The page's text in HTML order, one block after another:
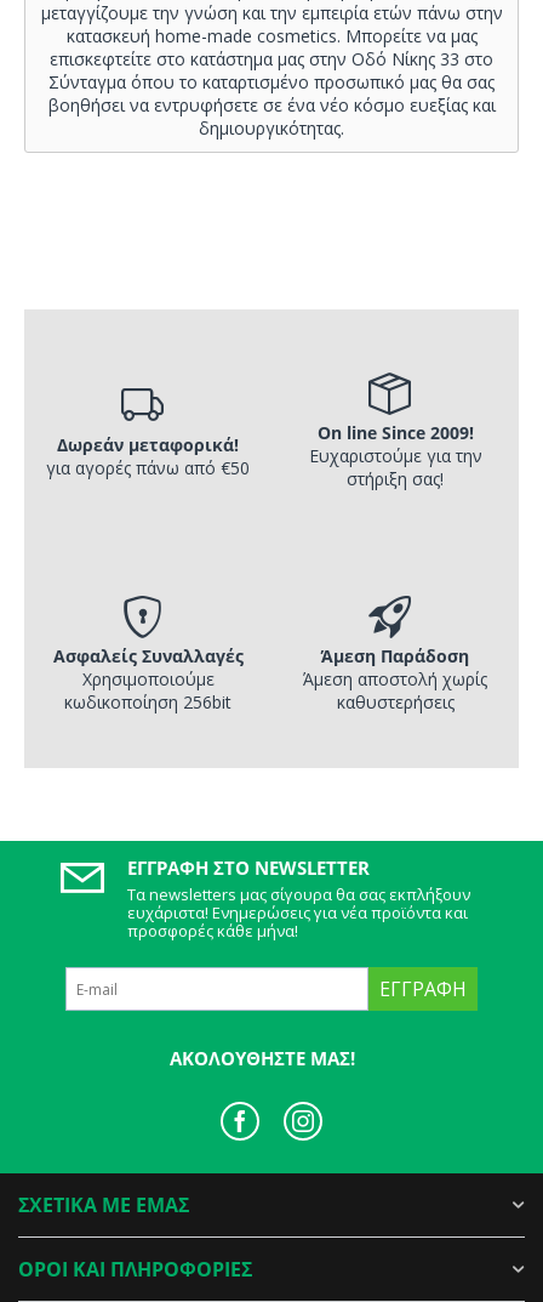
μεταγγίζουμε την γνώση και την εμπειρία ετών πάνω στην
κατασκευή home-made cosmetics. Μπορείτε να μας
επισκεφτείτε στο κατάστημα μας στην Οδό Νίκης 33 στο
Σύνταγμα όπου το καταρτισμένο προσωπικό μας θα σας
βοηθήσει να εντρυφήσετε σε ένα νέο κόσμο ευεξίας και
δημιουργικότητας.
Δωρεάν μεταφορικά!
για αγορές πάνω από €50
On line Since 2009!
Ευχαριστούμε για την
στήριξη σας!
Ασφαλείς Συναλλαγές
Χρησιμοποιούμε
κωδικοποίηση 256bit
Άμεση Παράδοση
Άμεση αποστολή χωρίς
καθυστερήσεις
ΕΓΓΡΑΦΉ ΣΤΟ NEWSLETTER
Τα newsletters μας σίγουρα θα σας εκπλήξουν
ευχάριστα! Ενημερώσεις για νέα προϊόντα και
προσφορές κάθε μήνα!
ΕΓΓΡΑΦΉ
ΑΚΟΛΟΥΘΉΣΤΕ ΜΑΣ!
ΣΧΕΤΙΚΑ ΜΕ ΕΜΑΣ
ΟΡΟΙ ΚΑΙ ΠΛΗΡΟΦΟΡΙΕΣ